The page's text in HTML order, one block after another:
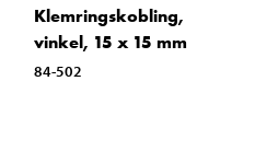
Klemringskobling,
vinkel, 15 x 15 mm
84-502